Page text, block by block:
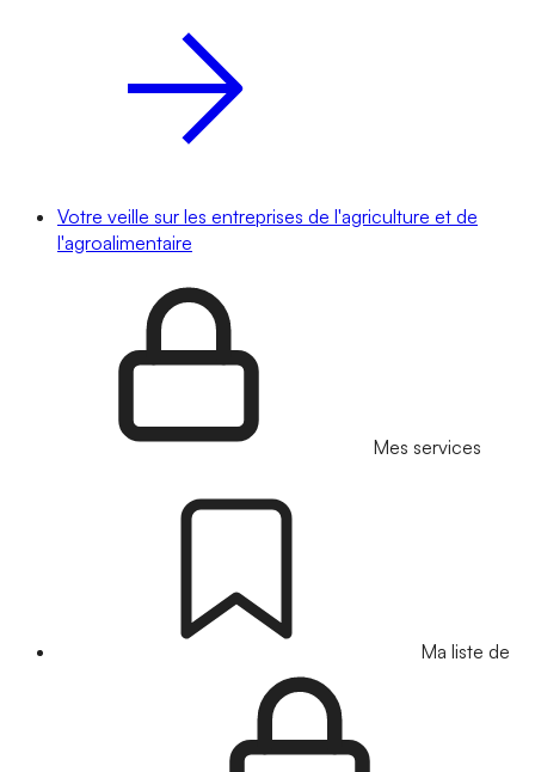
Votre veille sur les entreprises de l'agriculture et de
l'agroalimentaire
Mes services
Ma liste de